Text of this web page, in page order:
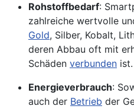
Rohstoffbedarf:
zahlreiche wertvolle
Gold, Silber, Kobalt,
deren Abbau oft mit
Schäden verbunden ist.
Energieverbrauch:
auch der Betrieb der